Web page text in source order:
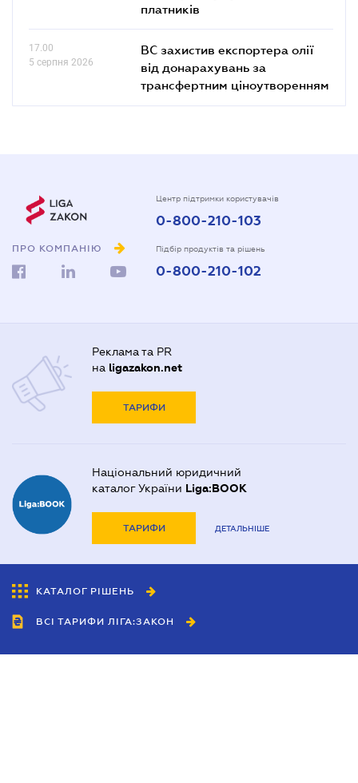
платників
17.00
5 серпня 2026
ВС захистив експортера олії
від донарахувань за
трансфертним ціноутворенням
ПРО КОМПАНІЮ
Центр підтримки користувачів
0-800-210-103
Підбір продуктів та рішень
0-800-210-102
Реклама та PR
на ligazakon.net
ТАРИФИ
Національний юридичний
каталог України Liga:BOOK
ТАРИФИ ДЕТАЛЬНІШЕ
КАТАЛОГ РІШЕНЬ
ВСІ ТАРИФИ ЛІГА:ЗАКОН